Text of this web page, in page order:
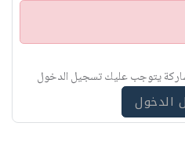
يتوجب عليك تسجيل الدخول
الدخول